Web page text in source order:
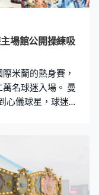
上長者、或50至64
字，都是這三個
險。」 他又表
病徵將愈來愈輕
場館公開操練吸
米蘭的熱身賽，
名球迷入場。 曼
心儀球星，球迷當
想見到都是無份
內地球迷專程來
像。曼城球迷孫
，他們在歐聯的互